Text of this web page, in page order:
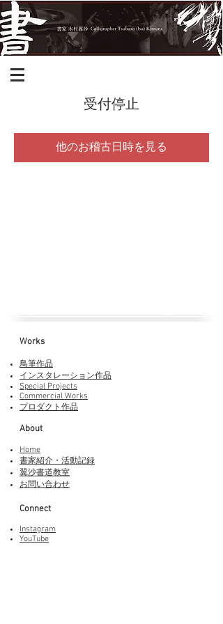
受付停止
他のお稽古日時を見る
Works​
鳥筆作品
インスタレーション作品
Special Projects
Commercial Works
プロダクト作品
About
Home
書家紹介・活動記録
​翼沙書道教室
お問い合わせ
Connect
Instagram
YouTube